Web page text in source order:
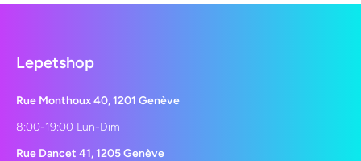
Lepetshop
Rue Monthoux 40, 1201 Genève
8:00-19:00 Lun-Dim
Rue Dancet 41, 1205 Genève